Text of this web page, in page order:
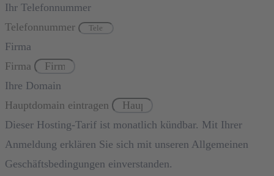
Ihr Telefonnummer
Telefonnummer
Firma
Firma
Ihre Domain
Hauptdomain eintragen
Dieser Hosting-Tarif ist monatlich kündbar. Mit Ihrer
Anmeldung erklären Sie sich mit unseren Allgemeinen
Geschäftsbedingungen einverstanden.